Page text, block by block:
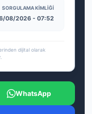
SORGULAMA KIMLIĞI
08/2026 - 07:52
dijital olarak
WhatsApp